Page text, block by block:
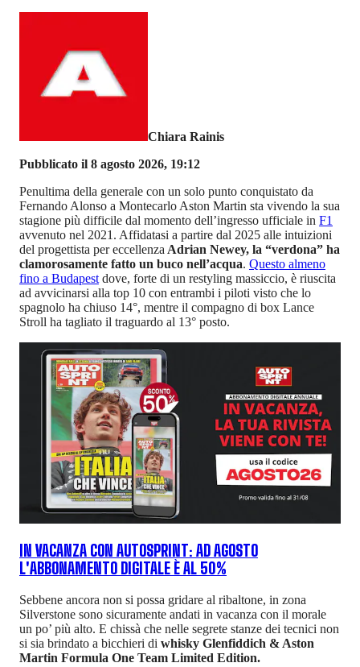
Chiara Rainis
Pubblicato il 8 agosto 2026, 19:12
Penultima della generale con un solo punto conquistato da
Fernando Alonso a Montecarlo Aston Martin sta vivendo la sua
stagione più difficile dal momento dell’ingresso ufficiale in F1
avvenuto nel 2021. Affidatasi a partire dal 2025 alle intuizioni
del progettista per eccellenzaAdrian Newey, la “verdona” ha
clamorosamente fatto un buco nell’acqua. Questo almeno
fino a Budapestdove, forte di un restyling massiccio, è riuscita
ad avvicinarsi alla top 10 con entrambi i piloti visto che lo
spagnolo ha chiuso 14°, mentre il compagno di box Lance
Stroll ha tagliato il traguardo al 13° posto.
IN VACANZA CON AUTOSPRINT: AD AGOSTO
L'ABBONAMENTO DIGITALE È AL 50%
Sebbene ancora non si possa gridare al ribaltone, in zona
Silverstone sono sicuramente andati in vacanza con il morale
un po’ più alto. E chissà che nelle segrete stanze dei tecnici non
si sia brindato a bicchieri di whisky Glenfiddich & Aston
Martin Formula One Team Limited Edition.